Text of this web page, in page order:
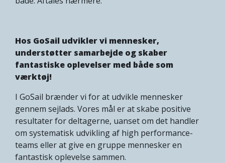
Hos GoSail udvikler vi mennesker,
understøtter samarbejde og skaber
fantastiske oplevelser med både som
værktøj!
I GoSail brænder vi for at udvikle mennesker
gennem sejlads. Vores mål er at skabe positive
resultater for deltagerne, uanset om det handler
om systematisk udvikling af high performance-
teams eller at give en gruppe mennesker en
fantastisk oplevelse sammen.